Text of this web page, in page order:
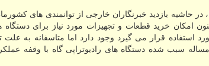
حاشیه بازدید خبرنگاران خارجی از توانمندی های
امکان خرید قطعات و تجهیزات مورد نیاز برای
قرار می گیرد وجود دارد اما متاسفانه به علت
سبب شده دستگاه های رادیوتراپی گاه با وقفه عملکرد